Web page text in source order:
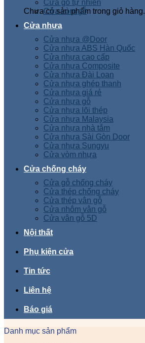
Chưa có sản phẩm trong giỏ hàng.
Cửa gỗ tự nhiên
Cửa vòm gỗ
Cửa nhựa
Cửa nhựa @Door
Cửa nhựa ABS Hàn Quốc
Cửa nhựa cao cấp
Cửa nhựa Composite
Cửa nhựa Đài Loan
Cửa nhựa ghép thanh
Cửa nhựa giá rẻ
Cửa nhựa gỗ
Cửa nhựa lõi thép
Cửa nhựa Malaysia
Cửa nhựa nhà tắm
Cửa nhựa Sài Gòn Door
Cửa nhựa Sungyu
Cửa vòm nhựa
Cửa chống cháy
Cửa gỗ chống cháy
Cửa thép chống cháy
Cửa thép vân gỗ
Cửa nhôm vân gỗ
Cửa vân gỗ 5D
Nội thất
Phụ kiện cửa
Tin tức
Liên hệ
Báo giá
Danh mục sản phẩm